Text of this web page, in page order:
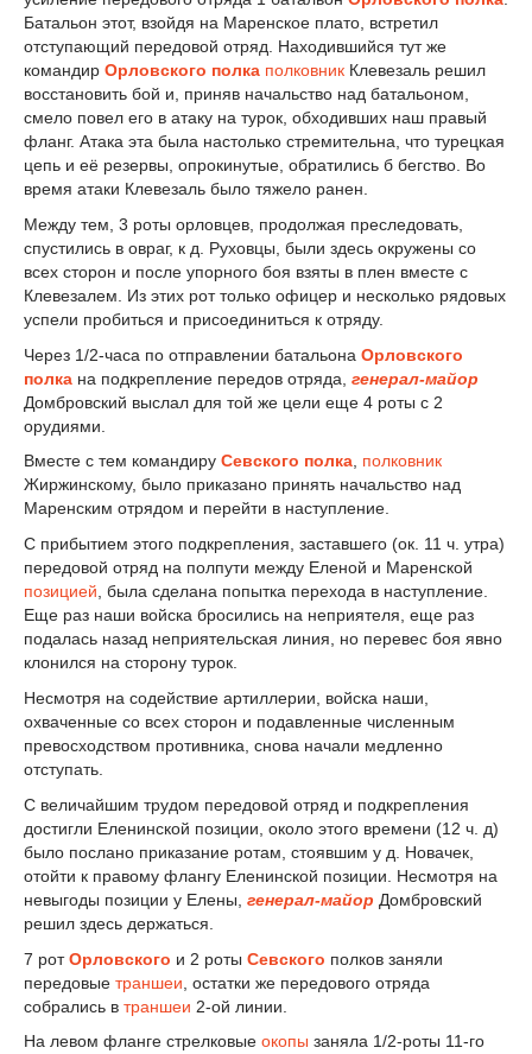
Батальон этот, взойдя на Маренское плато, встретил
отступающий передовой отряд. Находившийся тут же
командир Орловского полка полковник Клевезаль решил
восстановить бой и, приняв начальство над батальоном,
смело повел его в атаку на турок, обходивших наш правый
фланг. Атака эта была настолько стремительна, что турецкая
цепь и её резервы, опрокинутые, обратились б бегство. Во
время атаки Клевезаль было тяжело ранен.
Между тем, 3 роты орловцев, продолжая преследовать,
спустились в овраг, к д. Руховцы, были здесь окружены со
всех сторон и после упорного боя взяты в плен вместе с
Клевезалем. Из этих рот только офицер и несколько рядовых
успели пробиться и присоединиться к отряду.
Через 1/2-часа по отправлении батальона Орловского
полка на подкрепление передов отряда, генерал-майор
Домбровский выслал для той же цели еще 4 роты с 2
орудиями.
Вместе с тем командиру Севского полка, полковник
Жиржинскому, было приказано принять начальство над
Маренским отрядом и перейти в наступление.
С прибытием этого подкрепления, заставшего (ок. 11 ч. утра)
передовой отряд на полпути между Еленой и Маренской
позицией , была сделана попытка перехода в наступление.
Еще раз наши войска бросились на неприятеля, еще раз
подалась назад неприятельская линия, но перевес боя явно
клонился на сторону турок.
Несмотря на содействие артиллерии, войска наши,
охваченные со всех сторон и подавленные численным
превосходством противника, снова начали медленно
отступать.
С величайшим трудом передовой отряд и подкрепления
достигли Еленинской позиции, около этого времени (12 ч. д)
было послано приказание ротам, стоявшим у д. Новачек,
отойти к правому флангу Еленинской позиции. Несмотря на
невыгоды позиции у Елены, генерал-майор Домбровский
решил здесь держаться.
7 ротОрловского и 2 роты Севского полков заняли
передовые траншеи , остатки же передового отряда
собрались в траншеи 2-ой линии.
На левом фланге стрелковые окопы заняла 1/2-роты 11-го